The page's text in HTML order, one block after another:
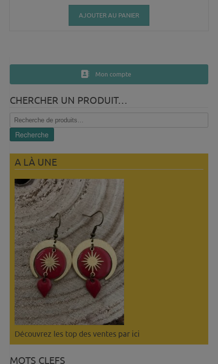
AJOUTER AU PANIER
Mon compte
CHERCHER UN PRODUIT…
Recherche
pour :
Recherche
A LÀ UNE
Découvrez les top des ventes par ici
MOTS CLEFS